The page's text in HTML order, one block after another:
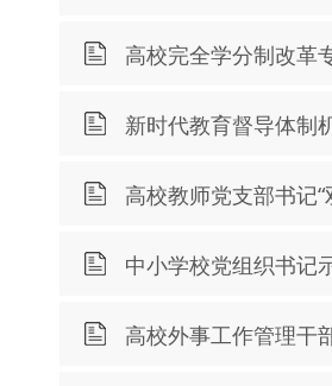
高校完全学分制改革
新时代教育督导体制
高校教师党支部书记
中小学校党组织书记
高校外事工作管理干